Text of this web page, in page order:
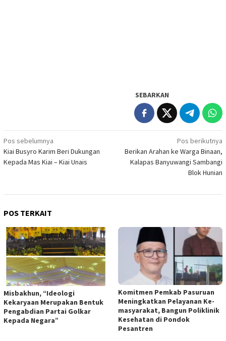
SEBARKAN
Navigasi
pos
Pos sebelumnya
Kiai Busyro Karim Beri Dukungan
Kepada Mas Kiai – Kiai Unais
Pos berikutnya
Berikan Arahan ke Warga Binaan,
Kalapas Banyuwangi Sambangi
Blok Hunian
POS TERKAIT
Misbakhun, “Ideologi
Kekaryaan Merupakan Bentuk
Pengabdian Partai Golkar
Kepada Negara”
Komitmen Pemkab Pasuruan
Meningkatkan Pelayanan Ke-
masyarakat, Bangun Poliklinik
Kesehatan di Pondok
Pesantren